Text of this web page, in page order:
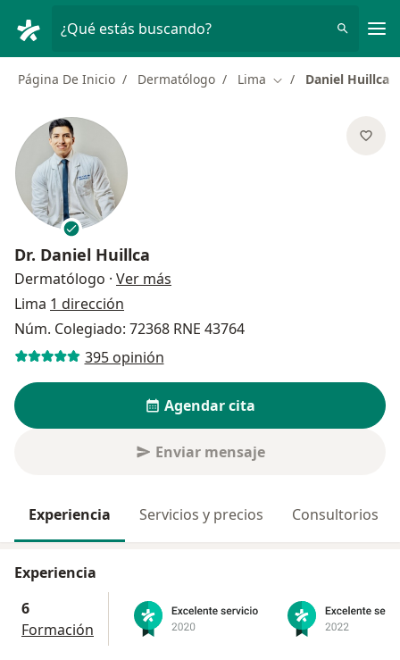
¿Qué estás buscando?
Página De Inicio Dermatólogo Lima Cambiar de ciudad
Daniel Huillca
Dr. Daniel Huillca
Dermatólogo · Ver más
Lima 1 dirección
Núm. Colegiado: 72368 RNE 43764
395 opinión
Agendar cita
Enviar mensaje
Experiencia Servicios y precios Consultorios
Experiencia
6
Formación